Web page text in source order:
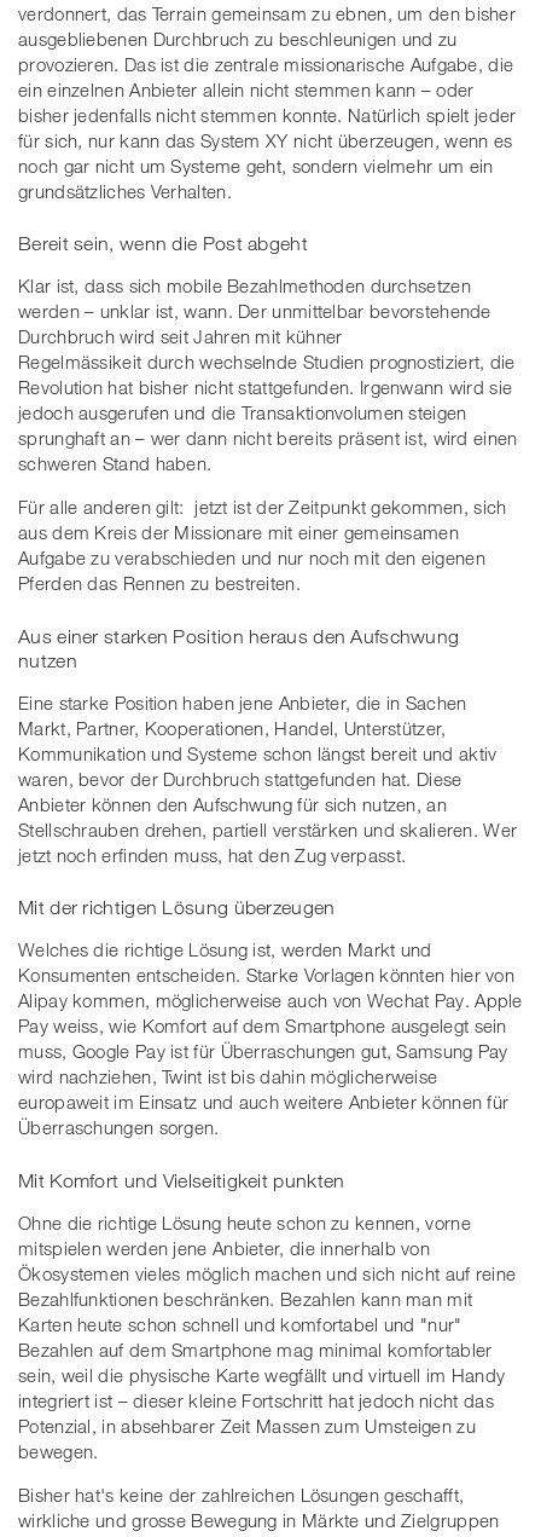
verdonnert, das Terrain gemeinsam zu ebnen, um den bisher
ausgebliebenen Durchbruch zu beschleunigen und zu
provozieren. Das ist die zentrale missionarische Aufgabe, die
ein einzelnen Anbieter allein nicht stemmen kann – oder
bisher jedenfalls nicht stemmen konnte. Natürlich spielt jeder
für sich, nur kann das System XY nicht überzeugen, wenn es
noch gar nicht um Systeme geht, sondern vielmehr um ein
grundsätzliches Verhalten.
Bereit sein, wenn die Post abgeht
Klar ist, dass sich mobile Bezahlmethoden durchsetzen
werden – unklar ist, wann. Der unmittelbar bevorstehende
Durchbruch wird seit Jahren mit kühner
Regelmässikeit durch wechselnde Studien prognostiziert, die
Revolution hat bisher nicht stattgefunden. Irgenwann wird sie
jedoch ausgerufen und die Transaktionvolumen steigen
sprunghaft an – wer dann nicht bereits präsent ist, wird einen
schweren Stand haben.
Für alle anderen gilt: jetzt ist der Zeitpunkt gekommen, sich
aus dem Kreis der Missionare mit einer gemeinsamen
Aufgabe zu verabschieden und nur noch mit den eigenen
Pferden das Rennen zu bestreiten.
Aus einer starken Position heraus den Aufschwung
nutzen
Eine starke Position haben jene Anbieter, die in Sachen
Markt, Partner, Kooperationen, Handel, Unterstützer,
Kommunikation und Systeme schon längst bereit und aktiv
waren, bevor der Durchbruch stattgefunden hat. Diese
Anbieter können den Aufschwung für sich nutzen, an
Stellschrauben drehen, partiell verstärken und skalieren. Wer
jetzt noch erfinden muss, hat den Zug verpasst.
Mit der richtigen Lösung überzeugen
Welches die richtige Lösung ist, werden Markt und
Konsumenten entscheiden. Starke Vorlagen könnten hier von
Alipay kommen, möglicherweise auch von Wechat Pay. Apple
Pay weiss, wie Komfort auf dem Smartphone ausgelegt sein
muss, Google Pay ist für Überraschungen gut, Samsung Pay
wird nachziehen, Twint ist bis dahin möglicherweise
europaweit im Einsatz und auch weitere Anbieter können für
Überraschungen sorgen.
Mit Komfort und Vielseitigkeit punkten
Ohne die richtige Lösung heute schon zu kennen, vorne
mitspielen werden jene Anbieter, die innerhalb von
Ökosystemen vieles möglich machen und sich nicht auf reine
Bezahlfunktionen beschränken. Bezahlen kann man mit
Karten heute schon schnell und komfortabel und "nur"
Bezahlen auf dem Smartphone mag minimal komfortabler
sein, weil die physische Karte wegfällt und virtuell im Handy
integriert ist – dieser kleine Fortschritt hat jedoch nicht das
Potenzial, in absehbarer Zeit Massen zum Umsteigen zu
bewegen.
Bisher hat's keine der zahlreichen Lösungen geschafft,
wirkliche und grosse Bewegung in Märkte und Zielgruppen